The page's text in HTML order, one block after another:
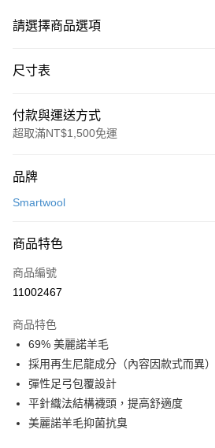
請選擇商品選項
尺寸表
付款與運送方式
超取滿NT$1,500免運
信用卡一次付款
Apple Pay
悠遊付
7-11取貨(快速到店)
每筆NT$100，滿NT$1,500(含以上)免運費
宅配-本島
每筆NT$100，滿NT$1,500(含以上)免運費
品牌
Smartwool
商品特色
商品編號
11002467
商品特色
69% 美麗諾羊毛
採用再生尼龍成分（內容因款式而異）
彈性足弓包覆設計
平針織法結構襪頭，提高舒適度
美麗諾羊毛抑菌抗臭